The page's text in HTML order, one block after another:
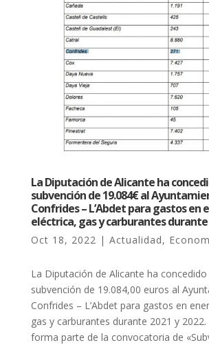
La Diputación de Alicante ha
subvención de 19.084€ al
Confrides – L’Abdet para gastos en
eléctrica, gas y carburantes durante
Oct 18, 2022 | Actualidad,
La Diputación de Alicante ha concedido
subvención de 19.084,00 euros al
Confrides – L’Abdet para gastos en
gas y carburantes durante 2021 y 2022.
forma parte de la convocatoria de